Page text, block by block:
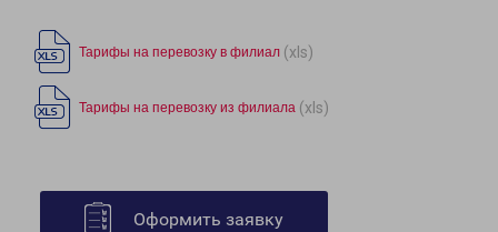
Тарифы на перевозку в филиал (xls)
Тарифы на перевозку из филиала (xls)
Оформить заявку